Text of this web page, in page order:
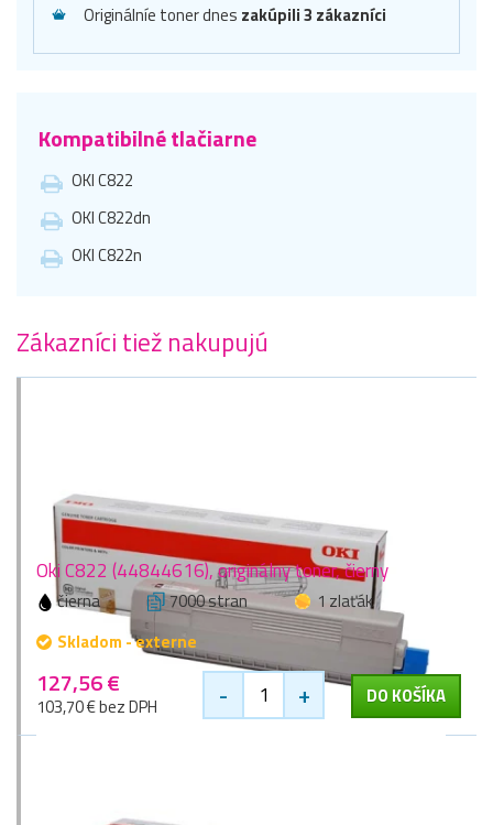
Originálníe toner dnes zakúpili 3 zákazníci
Kompatibilné tlačiarne
OKI C822
OKI C822dn
OKI C822n
Zákazníci tiež nakupujú
Oki C822 (44844616), originálny toner, čierny
čierna 7000 stran
1 zlaťák
Skladom - externe
127,56 €
103,70 € bez DPH - + DO KOŠÍKA